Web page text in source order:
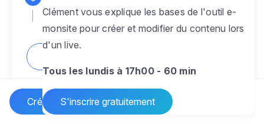
Créer un site Internet
pour rendre votre site dynamique
Clément vous explique les bases de l'outil e-
monsite pour créer et modifier du contenu lors
d'un live.
Tous les lundis à 17h00 - 60 min
S'inscrire gratuitement